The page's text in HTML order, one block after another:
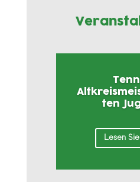
ten
Lesen